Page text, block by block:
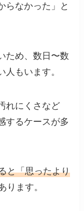
らなかった」と
ため、数日〜数
もいます。
れにくさなど
するケースが多
と「思ったより
ります。